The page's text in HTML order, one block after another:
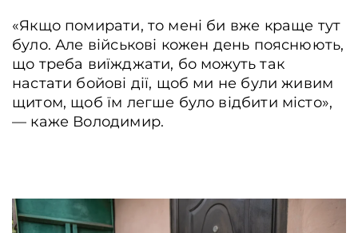
«Якщо помирати, то мені би вже краще тут
було. Але військові кожен день пояснюють,
що треба виїжджати, бо можуть так
настати бойові дії, щоб ми не були живим
щитом, щоб їм легше було відбити місто»,
― каже Володимир.